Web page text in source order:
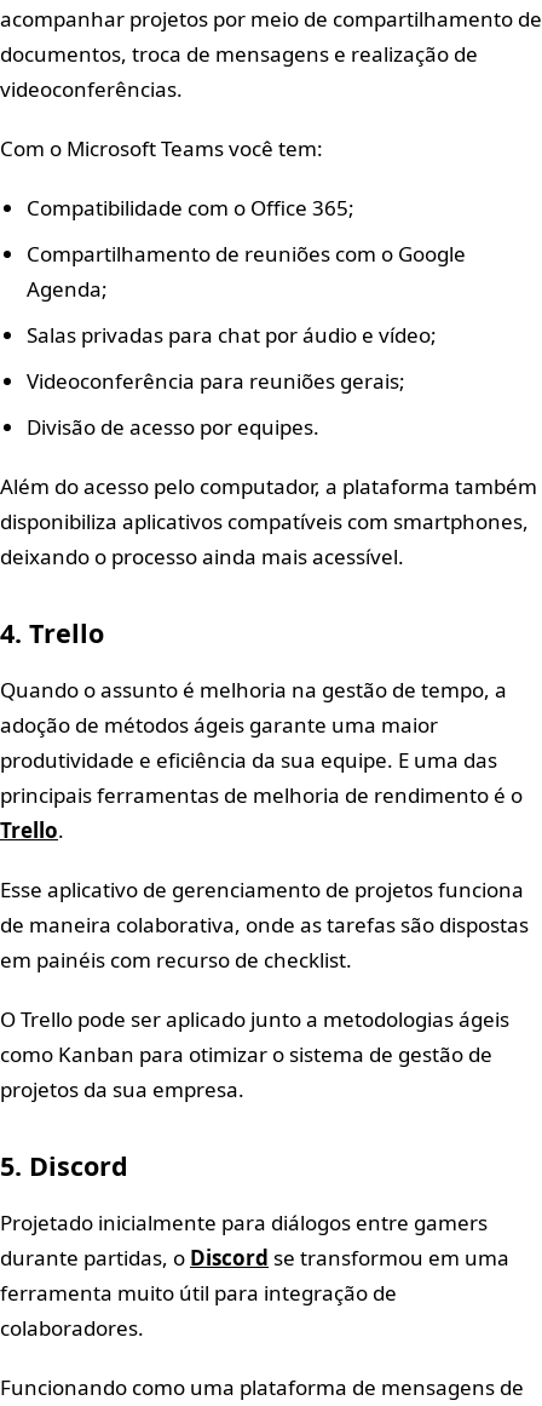
acompanhar projetos por meio de compartilhamento de
documentos, troca de mensagens e realização de
videoconferências.
Com o Microsoft Teams você tem:
Compatibilidade com o Office 365;
Compartilhamento de reuniões com o Google
Agenda;
Salas privadas para chat por áudio e vídeo;
Videoconferência para reuniões gerais;
Divisão de acesso por equipes.
Além do acesso pelo computador, a plataforma também
disponibiliza aplicativos compatíveis com smartphones,
deixando o processo ainda mais acessível.
4. Trello
Quando o assunto é melhoria na gestão de tempo, a
adoção de métodos ágeis garante uma maior
produtividade e eficiência da sua equipe. E uma das
principais ferramentas de melhoria de rendimento é o
Trello.
Esse aplicativo de gerenciamento de projetos funciona
de maneira colaborativa, onde as tarefas são dispostas
em painéis com recurso de checklist.
O Trello pode ser aplicado junto a metodologias ágeis
como Kanban para otimizar o sistema de gestão de
projetos da sua empresa.
5. Discord
Projetado inicialmente para diálogos entre gamers
durante partidas, o Discord se transformou em uma
ferramenta muito útil para integração de
colaboradores.
Funcionando como uma plataforma de mensagens de